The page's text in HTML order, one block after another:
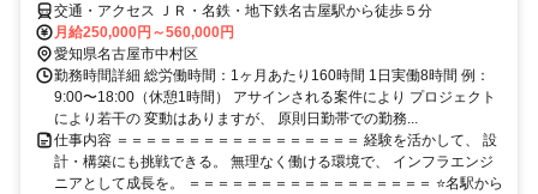
交通・アクセス ＪＲ・名鉄・地下鉄名古屋駅から徒歩５分
月給250,000円～560,000円
愛知県名古屋市中村区
勤務時間詳細 総労働時間：1ヶ月あたり160時間 1日実働8時間 例：
9:00〜18:00（休憩1時間） アサインされる案件により プロジェクト
により若干の 変動はありますが、 原則日勤帯での勤務...
仕事内容 ＝＝＝＝＝＝＝＝＝＝＝＝＝＝＝＝＝ 経験を活かして、 設
計・構築にも挑戦できる。 無理なく働ける環境で、 インフラエンジ
ニアとして成長を。 ＝＝＝＝＝＝＝＝＝＝＝＝＝＝＝＝＝ ⭐名駅から